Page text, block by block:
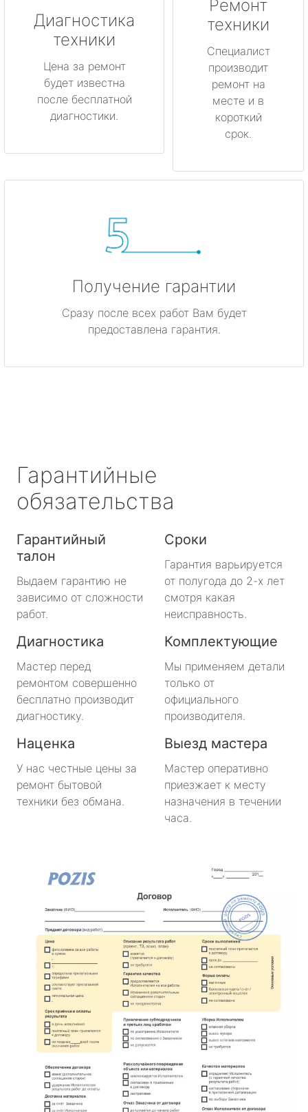
Диагностика
техники
Цена за ремонт
будет известна
после бесплатной
диагностики.
Ремонт
техники
Специалист
производит
ремонт на
месте и в
короткий
срок.
Получение гарантии
Сразу после всех работ Вам будет
предоставлена гарантия.
Гарантийные
обязательства
Гарантийный
талон
Выдаем гарантию не
зависимо от сложности
работ.
Сроки
Гарантия варьируется
от полугода до 2-х лет
смотря какая
неисправность.
Диагностика
Мастер перед
ремонтом совершенно
бесплатно производит
диагностику.
Комплектующие
Мы применяем детали
только от
официального
производителя.
Наценка
У нас честные цены за
ремонт бытовой
техники без обмана.
Выезд мастера
Мастер оперативно
приезжает к месту
назначения в течении
часа.